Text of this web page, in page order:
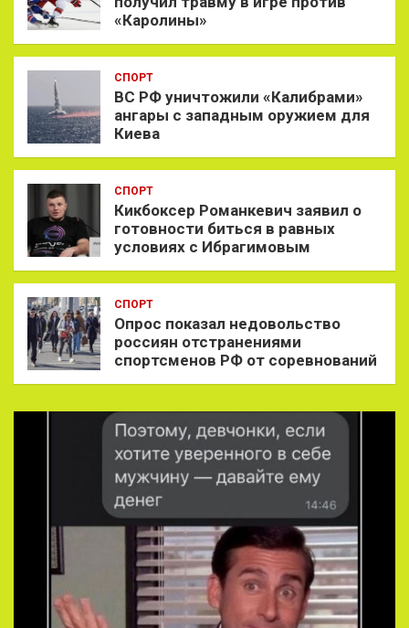
«Каролины»
СПОРТ
ВС РФ уничтожили «Калибрами»
ангары с западным оружием для
Киева
СПОРТ
Кикбоксер Романкевич заявил о
готовности биться в равных
условиях с Ибрагимовым
СПОРТ
Опрос показал недовольство
россиян отстранениями
спортсменов РФ от соревнований